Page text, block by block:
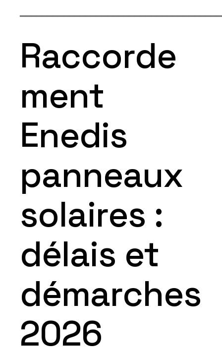
Raccorde
ment
Enedis
panneaux
solaires :
délais et
démarches
2026